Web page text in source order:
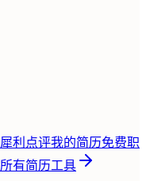
犀利点评我的简历免费职
所有简历工具